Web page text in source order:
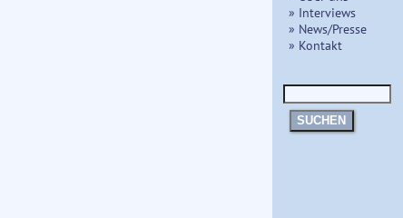
» Interviews
» News/Presse
» Kontakt
SUCHEN